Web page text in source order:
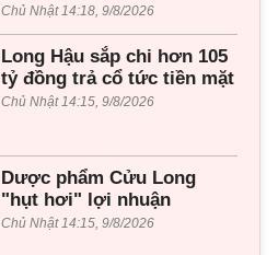
Chủ Nhật 14:18, 9/8/2026
Long Hậu sắp chi hơn 105
tỷ đồng trả cổ tức tiền mặt
Chủ Nhật 14:15, 9/8/2026
Dược phẩm Cửu Long
"hụt hơi" lợi nhuận
Chủ Nhật 14:15, 9/8/2026